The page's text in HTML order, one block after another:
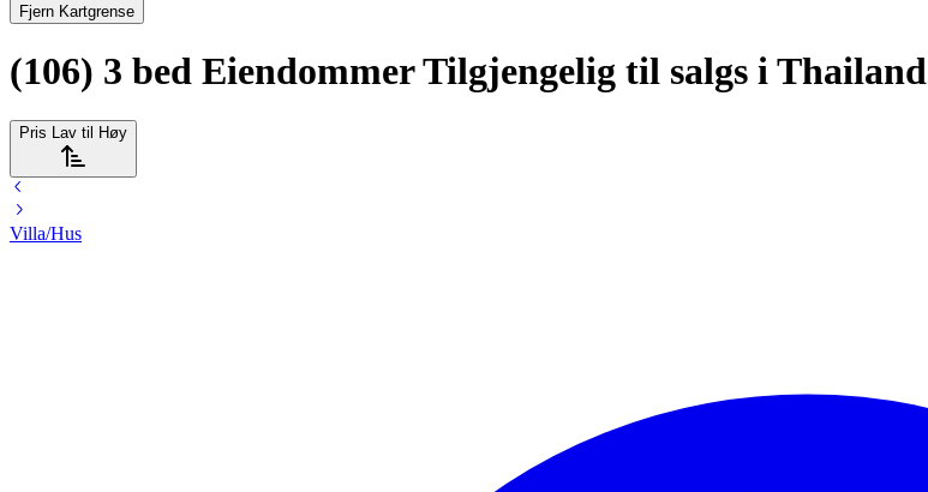
Fjern Kartgrense
(106) 3 bed Eiendommer Tilgjengelig til salgs i Thailand
Pris Lav til Høy
Villa/Hus